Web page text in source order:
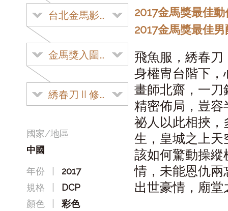
台北金馬影展
金馬獎入圍影片
綉春刀 II 修羅戰場
國家/地區
中國
年份
2017
規格
DCP
顏色
彩色
2017金馬獎最佳
2017金馬獎最佳
飛魚服，綉春
身權冑台階下
畫師北齋，一
精密佈局，豈
祕人以此相挾
生，皇城之上
該如何驚動操
情，未能恩仇
出世豪情，廟